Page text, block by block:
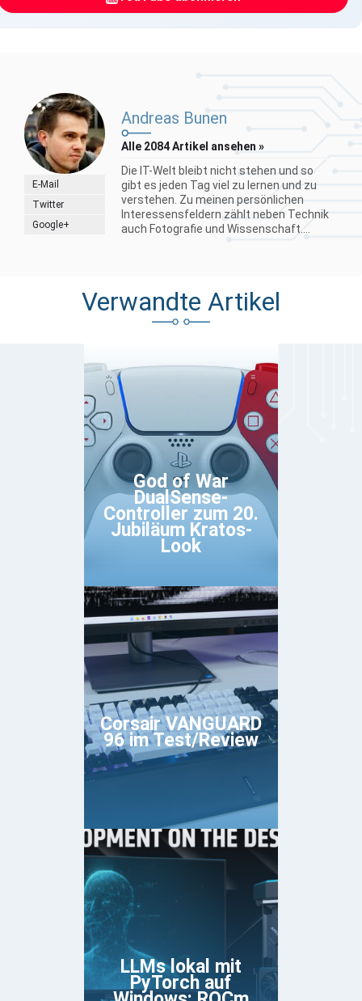
E-Mail
Twitter
Google+
Andreas Bunen
Alle 2084 Artikel ansehen »
Die IT-Welt bleibt nicht stehen und so
gibt es jeden Tag viel zu lernen und zu
verstehen. Zu meinen persönlichen
Interessensfeldern zählt neben Technik
auch Fotografie und Wissenschaft....
Verwandte Artikel
God of War
DualSense-
Controller zum 20.
Jubiläum Kratos-
Look
Corsair VANGUARD
96 im Test/Review
LLMs lokal mit
PyTorch auf